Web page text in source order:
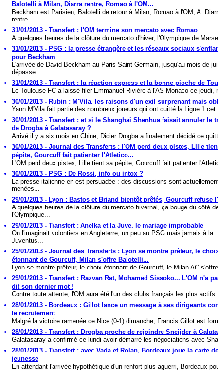
Balotelli à Milan, Diarra rentre, Romao à l'OM...
Beckham est Parisien, Balotelli de retour à Milan, Romao à l'OM, A.
rentre...
31/01/2013 - Transfert : l'OM termine son mercato avec Romao
A quelques heures de la clôture du mercato d'hiver, l'Olympique de
31/01/2013 - PSG : la presse étrangère et les réseaux sociaux
pour Beckham
L'arrivée de David Beckham au Paris Saint-Germain, jusqu'au mois de
dépasse...
31/01/2013 - Transfert : la réaction express et la bonne pioche de
Le Toulouse FC a laissé filer Emmanuel Rivière à l'AS Monaco ce jeudi,
30/01/2013 - Rubin : M'Vila, les raisons d'un exil surprenant mais
Yann M'Vila fait partie des nombreux joueurs qui ont quitté la Ligue 1 cet
30/01/2013 - Transfert : et si le Shanghai Shenhua faisait annuler le
de Drogba à Galatasaray ?
Arrivé il y a six mois en Chine, Didier Drogba a finalement décidé de
30/01/2013 - Journal des Transferts : l'OM perd deux pistes, Lille
pépite, Gourcuff fait patienter l'Atletico...
L'OM perd deux pistes, Lille tient sa pépite, Gourcuff fait patienter
30/01/2013 - PSG : De Rossi, info ou intox ?
La presse italienne en est persuadée : des discussions sont
menées...
29/01/2013 - Lyon : Bastos et Briand bientôt prêtés, Gourcuff refuse
A quelques heures de la clôture du mercato hivernal, ça bouge du côté
l'Olympique...
29/01/2013 - Transfert : Anelka et la Juve, le mariage improbable
On l'imaginait volontiers en Angleterre, un peu au PSG mais jamais à la
Juventus...
29/01/2013 - Journal des Transferts : Lyon se montre prêteur, le
étonnant de Gourcuff, Milan s'offre Balotelli...
Lyon se montre prêteur, le choix étonnant de Gourcuff, le Milan AC
29/01/2013 - Transfert : Razvan Rat, Mohamed Sissoko... L'OM n'a
dit son dernier mot !
Contre toute attente, l'OM aura été l'un des clubs français les plus
28/01/2013 - Bordeaux : Gillot lance un message à ses dirigeants
le recrutement
Malgré la victoire ramenée de Nice (0-1) dimanche, Francis Gillot est
28/01/2013 - Transfert : Drogba proche de rejoindre Sneijder à
Galatasaray a confirmé ce lundi avoir démarré les négociations avec
28/01/2013 - Transfert : avec Vada et Rolan, Bordeaux joue la carte
jeunesse
En attendant l'arrivée hypothétique d'un renfort plus aguerri, Bordeaux